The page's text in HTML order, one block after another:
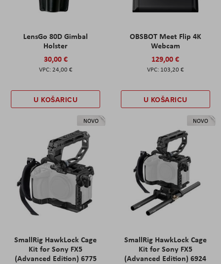
LensGo 80D Gimbal
Holster
30,00 €
24,00 €
U KOŠARICU
OBSBOT Meet Flip 4K
Webcam
129,00 €
103,20 €
U KOŠARICU
NOVO
SmallRig HawkLock Cage
Kit for Sony FX5
(Advanced Edition) 6775
NOVO
SmallRig HawkLock Cage
Kit for Sony FX5
(Advanced Edition) 6924